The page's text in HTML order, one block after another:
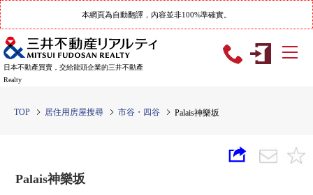
本網頁為自動翻譯，內容並非100%準確實。
日本不動產買賣，交給龍頭企業的三井不動產
Realty
TOP 居住用房屋搜尋 市谷・四谷 Palais神樂坂
Palais神樂坂